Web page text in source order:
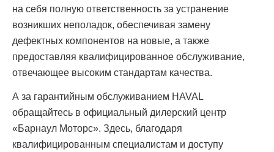
на себя полную ответственность за устранение
возникших неполадок, обеспечивая замену
дефектных компонентов на новые, а также
предоставляя квалифицированное обслуживание,
отвечающее высоким стандартам качества.
А за гарантийным обслуживанием HAVAL
обращайтесь в официальный дилерский центр
«Барнаул Моторс». Здесь, благодаря
квалифицированным специалистам и доступу